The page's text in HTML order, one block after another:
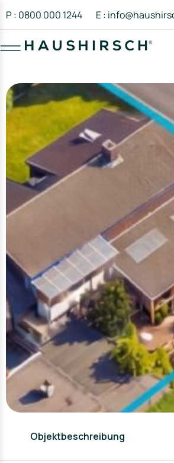
P : 0800 000 1244 E :
Objektbeschreibung